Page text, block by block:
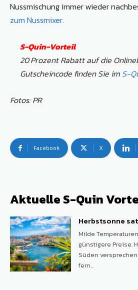
Nussmischung immer wieder
zum Nussmixer.
S-Quin-Vorteil
20 Prozent Rabatt auf die
Gutscheincode finden Sie im S-
Fotos: PR
Facebook X
Aktuelle S-Quin
Herbstsonne
Milde
günstigere Preise.
Süden
fern...